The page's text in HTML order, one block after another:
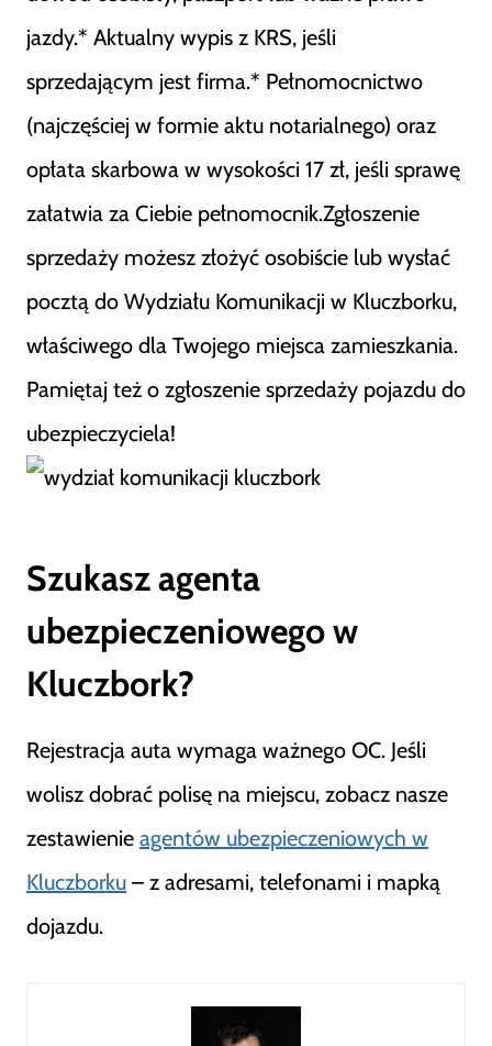
jazdy.* Aktualny wypis z KRS, jeśli
sprzedającym jest firma.* Pełnomocnictwo
(najczęściej w formie aktu notarialnego) oraz
opłata skarbowa w wysokości 17 zł, jeśli sprawę
załatwia za Ciebie pełnomocnik.Zgłoszenie
sprzedaży możesz złożyć osobiście lub wysłać
pocztą do Wydziału Komunikacji w Kluczborku,
właściwego dla Twojego miejsca zamieszkania.
Pamiętaj też o zgłoszenie sprzedaży pojazdu do
ubezpieczyciela!
Szukasz agenta
ubezpieczeniowego w
Kluczbork?
Rejestracja auta wymaga ważnego OC. Jeśli
wolisz dobrać polisę na miejscu, zobacz nasze
zestawienie agentów ubezpieczeniowych w
Kluczborku – z adresami, telefonami i mapką
dojazdu.